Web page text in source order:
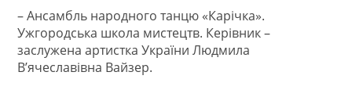
– Ансамбль народного танцю «Карічка».
Ужгородська школа мистецтв. Керівник –
заслужена артистка України Людмила
В’ячеславівна Вайзер.